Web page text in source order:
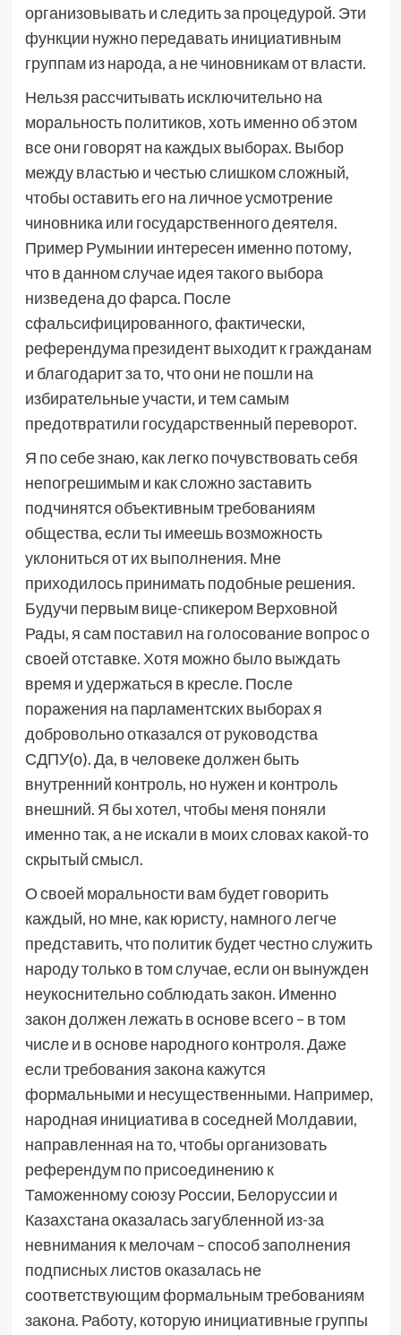
организовывать и следить за процедурой. Эти
функции нужно передавать инициативным
группам из народа, а не чиновникам от власти.
Нельзя рассчитывать исключительно на
моральность политиков, хоть именно об этом
все они говорят на каждых выборах. Выбор
между властью и честью слишком сложный,
чтобы оставить его на личное усмотрение
чиновника или государственного деятеля.
Пример Румынии интересен именно потому,
что в данном случае идея такого выбора
низведена до фарса. После
сфальсифицированного, фактически,
референдума президент выходит к гражданам
и благодарит за то, что они не пошли на
избирательные участи, и тем самым
предотвратили государственный переворот.
Я по себе знаю, как легко почувствовать себя
непогрешимым и как сложно заставить
подчинятся объективным требованиям
общества, если ты имеешь возможность
уклониться от их выполнения. Мне
приходилось принимать подобные решения.
Будучи первым вице-спикером Верховной
Рады, я сам поставил на голосование вопрос о
своей отставке. Хотя можно было выждать
время и удержаться в кресле. После
поражения на парламентских выборах я
добровольно отказался от руководства
СДПУ(о). Да, в человеке должен быть
внутренний контроль, но нужен и контроль
внешний. Я бы хотел, чтобы меня поняли
именно так, а не искали в моих словах какой-то
скрытый смысл.
О своей моральности вам будет говорить
каждый, но мне, как юристу, намного легче
представить, что политик будет честно служить
народу только в том случае, если он вынужден
неукоснительно соблюдать закон. Именно
закон должен лежать в основе всего – в том
числе и в основе народного контроля. Даже
если требования закона кажутся
формальными и несущественными. Например,
народная инициатива в соседней Молдавии,
направленная на то, чтобы организовать
референдум по присоединению к
Таможенному союзу России, Белоруссии и
Казахстана оказалась загубленной из-за
невнимания к мелочам – способ заполнения
подписных листов оказалась не
соответствующим формальным требованиям
закона. Работу, которую инициативные группы